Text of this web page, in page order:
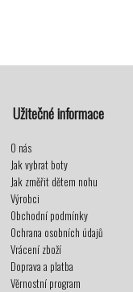
Užitečné informace
O nás
Jak vybrat boty
Jak změřit dětem nohu
Výrobci
Obchodní podmínky
Ochrana osobních údajů
Vrácení zboží
Doprava a platba
Věrnostní program